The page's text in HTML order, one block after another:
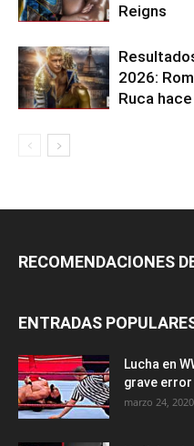
Reigns
2026:
Ruca
RECOMENDACIONES
ENTRADAS
Lucha en
grave error
marzo 24, 2020